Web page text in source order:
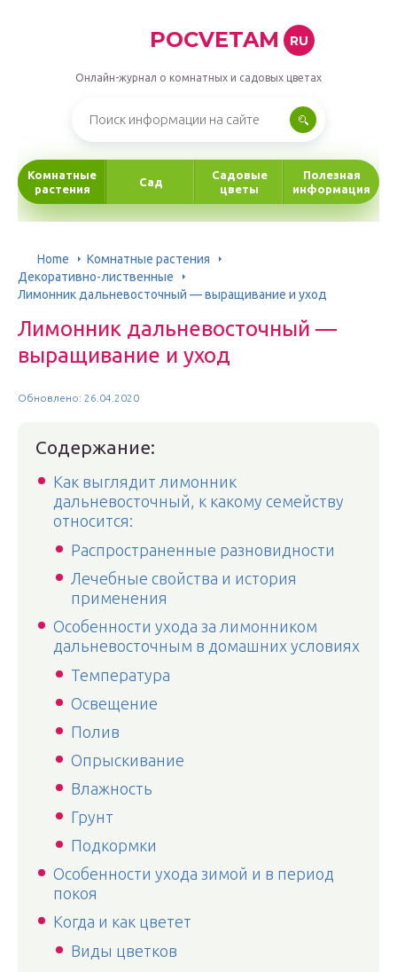
POCVETAM RU
Онлайн-журнал о комнатных и садовых цветах
Комнатные
растения
Сад
Садовые
цветы
Полезная
информация
Home
Комнатные растения
Декоративно-лиственные
Лимонник дальневосточный — выращивание и уход
Лимонник дальневосточный —
выращивание и уход
Обновлено: 26.04.2020
Содержание:
Как выглядит лимонник
дальневосточный, к какому семейству
относится:
Распространенные разновидности
Лечебные свойства и история
применения
Особенности ухода за лимонником
дальневосточным в домашних условиях
Температура
Освещение
Полив
Опрыскивание
Влажность
Грунт
Подкормки
Особенности ухода зимой и в период
покоя
Когда и как цветет
Виды цветков